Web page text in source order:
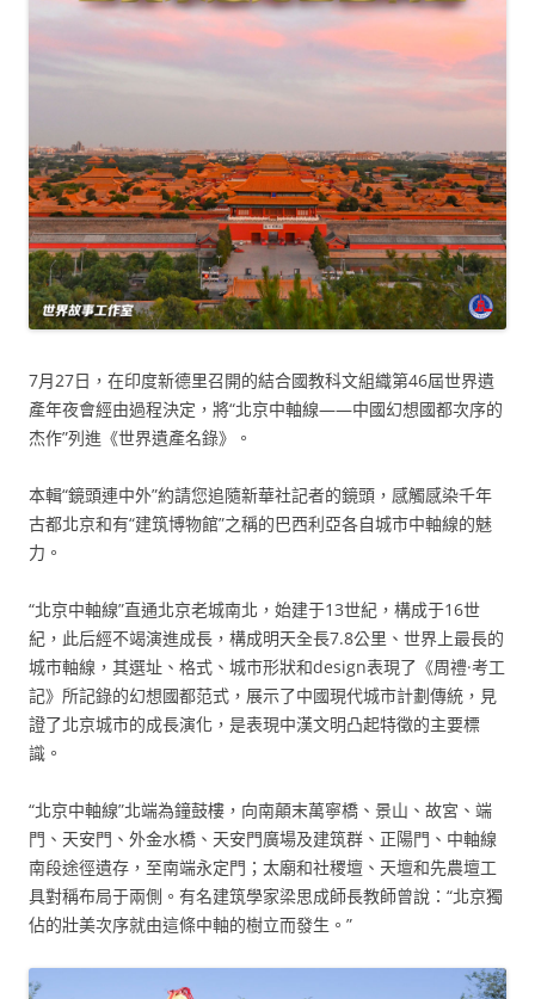
7月27日，在印度新德里召開的結合國教科文組織第46屆世界遺
產年夜會經由過程決定，將“北京中軸線——中國幻想國都次序的
杰作”列進《世界遺產名錄》。
本輯“鏡頭連中外”約請您追隨新華社記者的鏡頭，感觸感染千年
古都北京和有“建筑博物館”之稱的巴西利亞各自城市中軸線的魅
力。
“北京中軸線”直通北京老城南北，始建于13世紀，構成于16世
紀，此后經不竭演進成長，構成明天全長7.8公里、世界上最長的
城市軸線，其選址、格式、城市形狀和design表現了《周禮·考工
記》所記錄的幻想國都范式，展示了中國現代城市計劃傳統，見
證了北京城市的成長演化，是表現中漢文明凸起特徵的主要標
識。
“北京中軸線”北端為鐘鼓樓，向南顛末萬寧橋、景山、故宮、端
門、天安門、外金水橋、天安門廣場及建筑群、正陽門、中軸線
南段途徑遺存，至南端永定門；太廟和社稷壇、天壇和先農壇工
具對稱布局于兩側。有名建筑學家梁思成師長教師曾說：“北京獨
佔的壯美次序就由這條中軸的樹立而發生。”